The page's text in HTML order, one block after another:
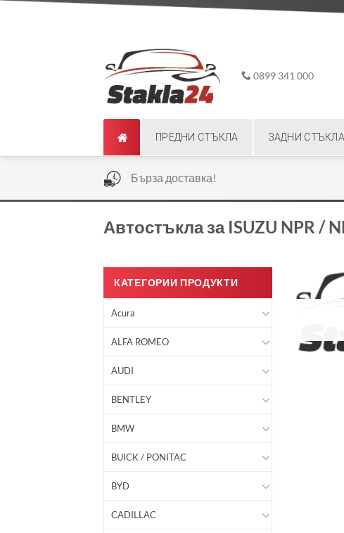
0899 341 000
ПРЕДНИ СТЪКЛА ЗАДНИ СТЪКЛА
Бърза доставка!
Автостъкла за ISUZU NPR /
КАТЕГОРИИ ПРОДУКТИ
Acura
ALFA ROMEO
AUDI
BENTLEY
BMW
BUICK / PONITAC
BYD
CADILLAC